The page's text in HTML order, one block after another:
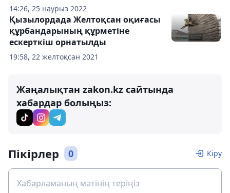
14:26, 25 наурыз 2022
19:58, 22 желтоқсан 2021
Қызылордада Желтоқсан оқиғасы
құрбандарының құрметіне
ескерткіш орнатылды
Жаңалықтан zakon.kz сайтында
хабардар болыңыз:
Пікірлер 0 Кіру